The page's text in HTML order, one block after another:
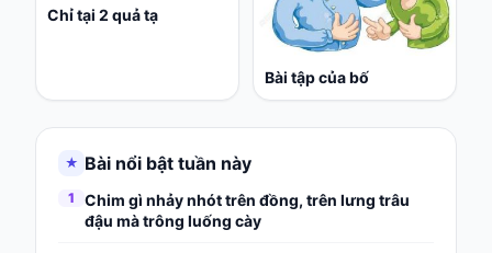
Chỉ tại 2 quả tạ
Bài tập của bố
★ Bài nổi bật tuần này
1
Chim gì nhảy nhót trên đồng, trên lưng trâu
đậu mà trông luống cày